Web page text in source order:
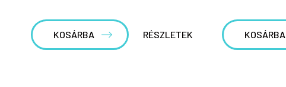
KOSÁRBA RÉSZLETEK KOSÁRBA